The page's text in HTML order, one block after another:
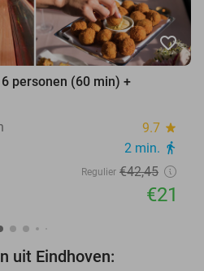
favorite_border
personen (60 min) +
9.7 star
2 min. directions_walk
Regulier €42,45
€21
uit Eindhoven: